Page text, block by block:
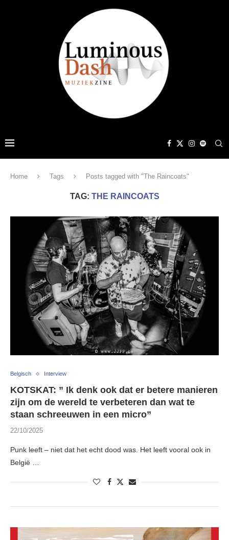
Home Tags Posts tagged with "The Raincoats"
TAG: THE RAINCOATS
Belgisch Interview
KOTSKAT: ” Ik denk ook dat er betere manieren
zijn om de wereld te verbeteren dan wat te
staan schreeuwen in een micro”
22/10/2025
Punk leeft – niet dat het echt dood was. Het leeft vooral ook in
België …